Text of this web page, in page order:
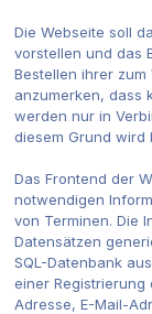
Die Webseite soll
vorstellen und das
Bestellen ihrer
anzumerken, dass
werden nur in
diesem Grund wird
Das Frontend der
notwendigen
von Terminen. Die
Datensätzen
SQL-Datenbank
einer Registrierung
Adresse, E-Mail-